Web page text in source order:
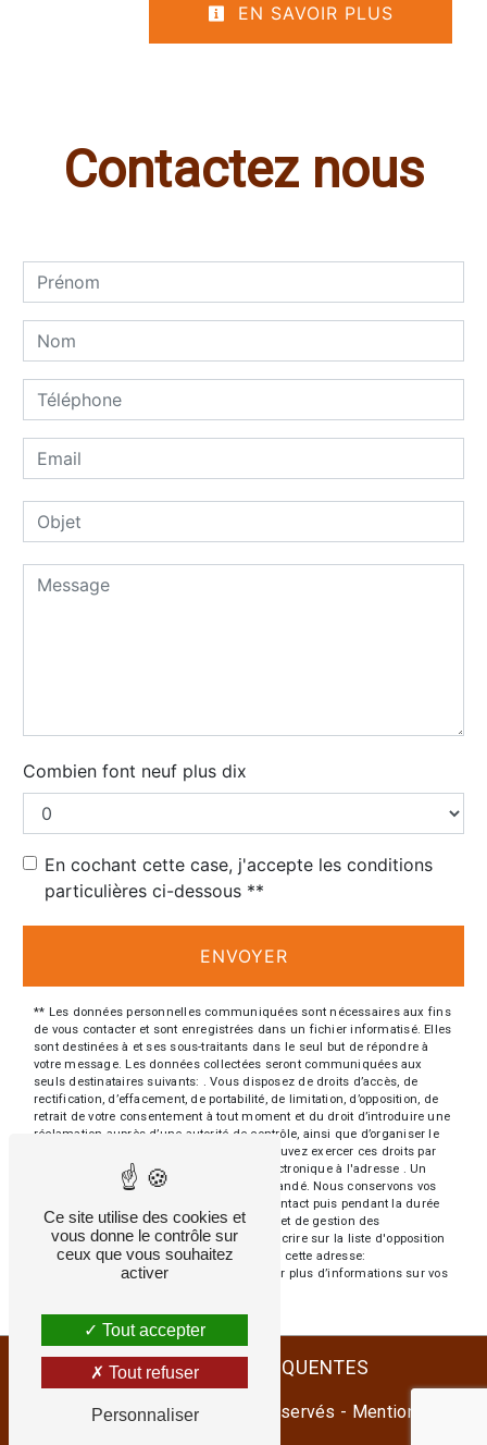
EN SAVOIR PLUS
Contactez nous
Combien font neuf plus dix
En cochant cette case, j'accepte les conditions
particulières ci-dessous **
ENVOYER
** Les données personnelles communiquées sont nécessaires aux fins
de vous contacter et sont enregistrées dans un fichier informatisé. Elles
sont destinées à et ses sous-traitants dans le seul but de répondre à
votre message. Les données collectées seront communiquées aux
seuls destinataires suivants: . Vous disposez de droits d’accès, de
rectification, d’effacement, de portabilité, de limitation, d’opposition, de
retrait de votre consentement à tout moment et du droit d’introduire une
réclamation auprès d’une autorité de contrôle, ainsi que d’organiser le
sort de vos données post-mortem. Vous pouvez exercer ces droits par
voie postale à l'adresse ou par courrier électronique à l'adresse . Un
justificatif d'identité pourra vous être demandé. Nous conservons vos
données pendant la période de prise de contact puis pendant la durée
de prescription légale aux fins probatoires et de gestion des
contentieux. Vous avez le droit de vous inscrire sur la liste d'opposition
au démarchage téléphonique, disponible à cette adresse:
. Consultez le site cnil.fr pour plus d’informations sur vos
RECHERCHES FRÉQUENTES
Vistalid- 2026 - Tous droits réservés - Mentions
Ce site utilise des cookies et
vous donne le contrôle sur
ceux que vous souhaitez
activer
Tout accepter
Tout refuser
Personnaliser